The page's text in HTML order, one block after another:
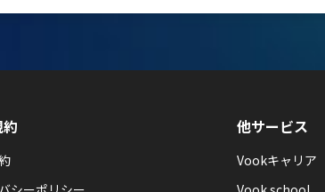
供に係る契約（以下「本契約」という。）は、前項による
た損害に関し、主催者は一切責任を負わないものとし、
他サービス
Vookキャリア